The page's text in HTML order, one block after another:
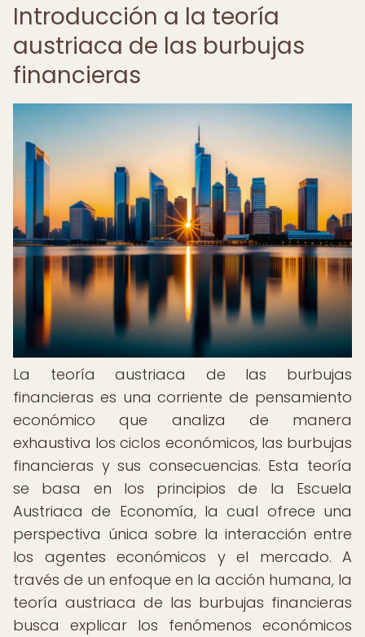
Introducción a la teoría
austriaca de las burbujas
financieras
La teoría austriaca de las burbujas
financieras es una corriente de pensamiento
económico que analiza de manera
exhaustiva los ciclos económicos, las burbujas
financieras y sus consecuencias. Esta teoría
se basa en los principios de la Escuela
Austriaca de Economía, la cual ofrece una
perspectiva única sobre la interacción entre
los agentes económicos y el mercado. A
través de un enfoque en la acción humana, la
teoría austriaca de las burbujas financieras
busca explicar los fenómenos económicos